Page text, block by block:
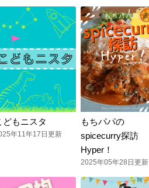
どもニスタ
年11年17日更新
もちパパの
spicecurry探訪
Hyper！
2025年05年28日更新